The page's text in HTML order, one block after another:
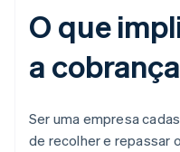
O que
a
Ser uma empresa
de recolher e repassar